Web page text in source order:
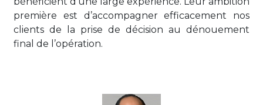
première est d’accompagner efficacement nos
clients de la prise de décision au dénouement
final de l’opération.